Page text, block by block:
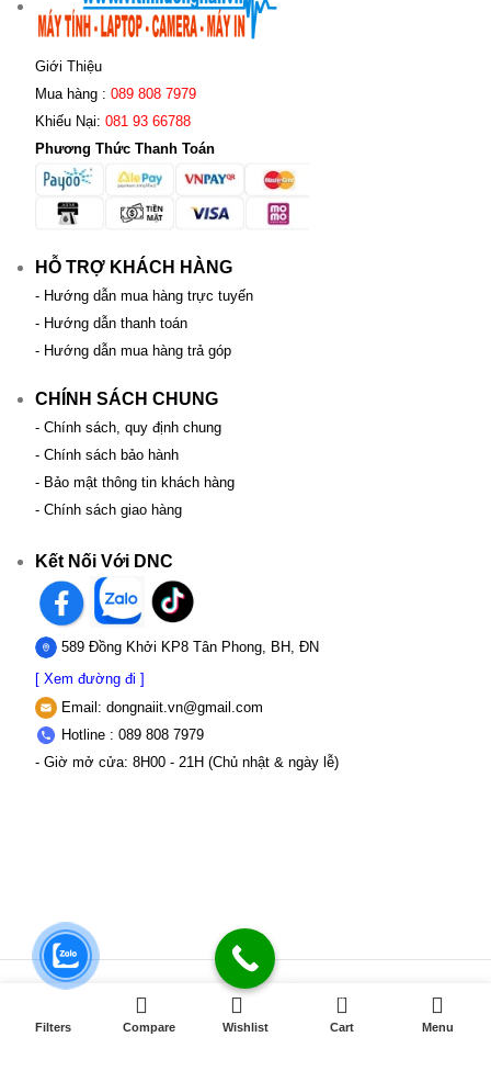
Giới Thiệu
Mua hàng : 089 808 7979
Khiếu Nại: 081 93 66788
Phương Thức Thanh Toán
HỖ TRỢ KHÁCH HÀNG
- Hướng dẫn mua hàng trực tuyến
- Hướng dẫn thanh toán
- Hướng dẫn mua hàng trả góp
CHÍNH SÁCH CHUNG
- Chính sách, quy định chung
- Chính sách bảo hành
- Bảo mật thông tin khách hàng
- Chính sách giao hàng
Kết Nối Với DNC
589 Đồng Khởi KP8 Tân Phong, BH, ĐN
[ Xem đường đi ]
Email: dongnaiit.vn@gmail.com
Hotline : 089 808 7979
- Giờ mở cửa: 8H00 - 21H (Chủ nhật & ngày lễ)
CÔNG TY TNHH VI TÍNH ĐỒNG NAI Số
Filters Compare Wishlist
0
Cart Menu